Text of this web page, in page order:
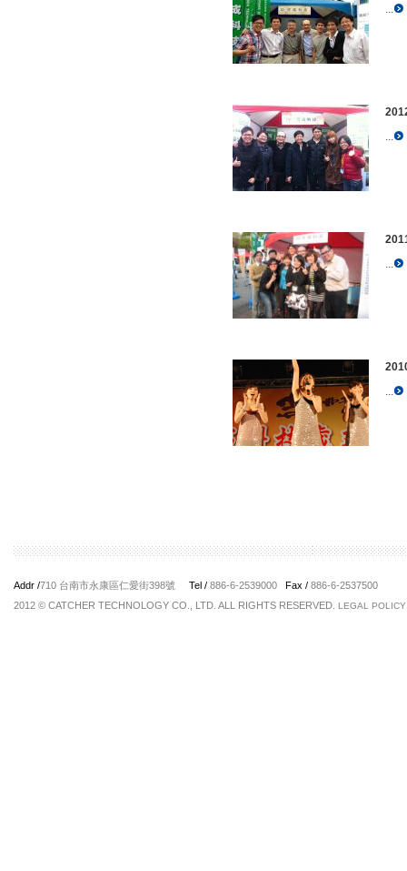
...
...
...
...
Addr /710 台南市永康區仁愛街398號 Tel / 886-6-2539000 Fax / 886-6-2537500
2012 © CATCHER TECHNOLOGY CO., LTD. ALL RIGHTS RESERVED.
LEGAL POLICY